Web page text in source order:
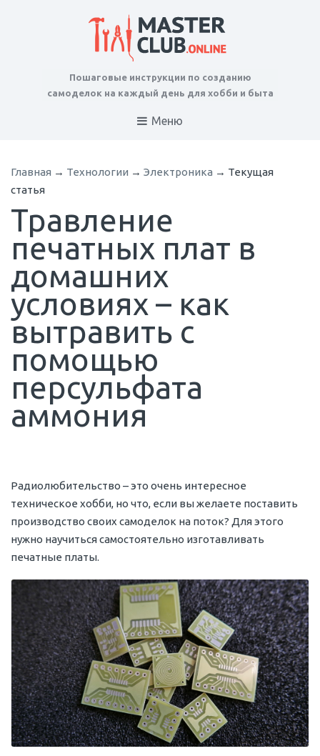
Пошаговые инструкции по созданию
самоделок на каждый день для хобби и быта
Меню
Главная → Технологии → Электроника → Текущая
статья
Травление
печатных плат в
домашних
условиях – как
вытравить с
помощью
персульфата
аммония
Радиолюбительство – это очень интересное
техническое хобби, но что, если вы желаете поставить
производство своих самоделок на поток? Для этого
нужно научиться самостоятельно изготавливать
печатные платы.